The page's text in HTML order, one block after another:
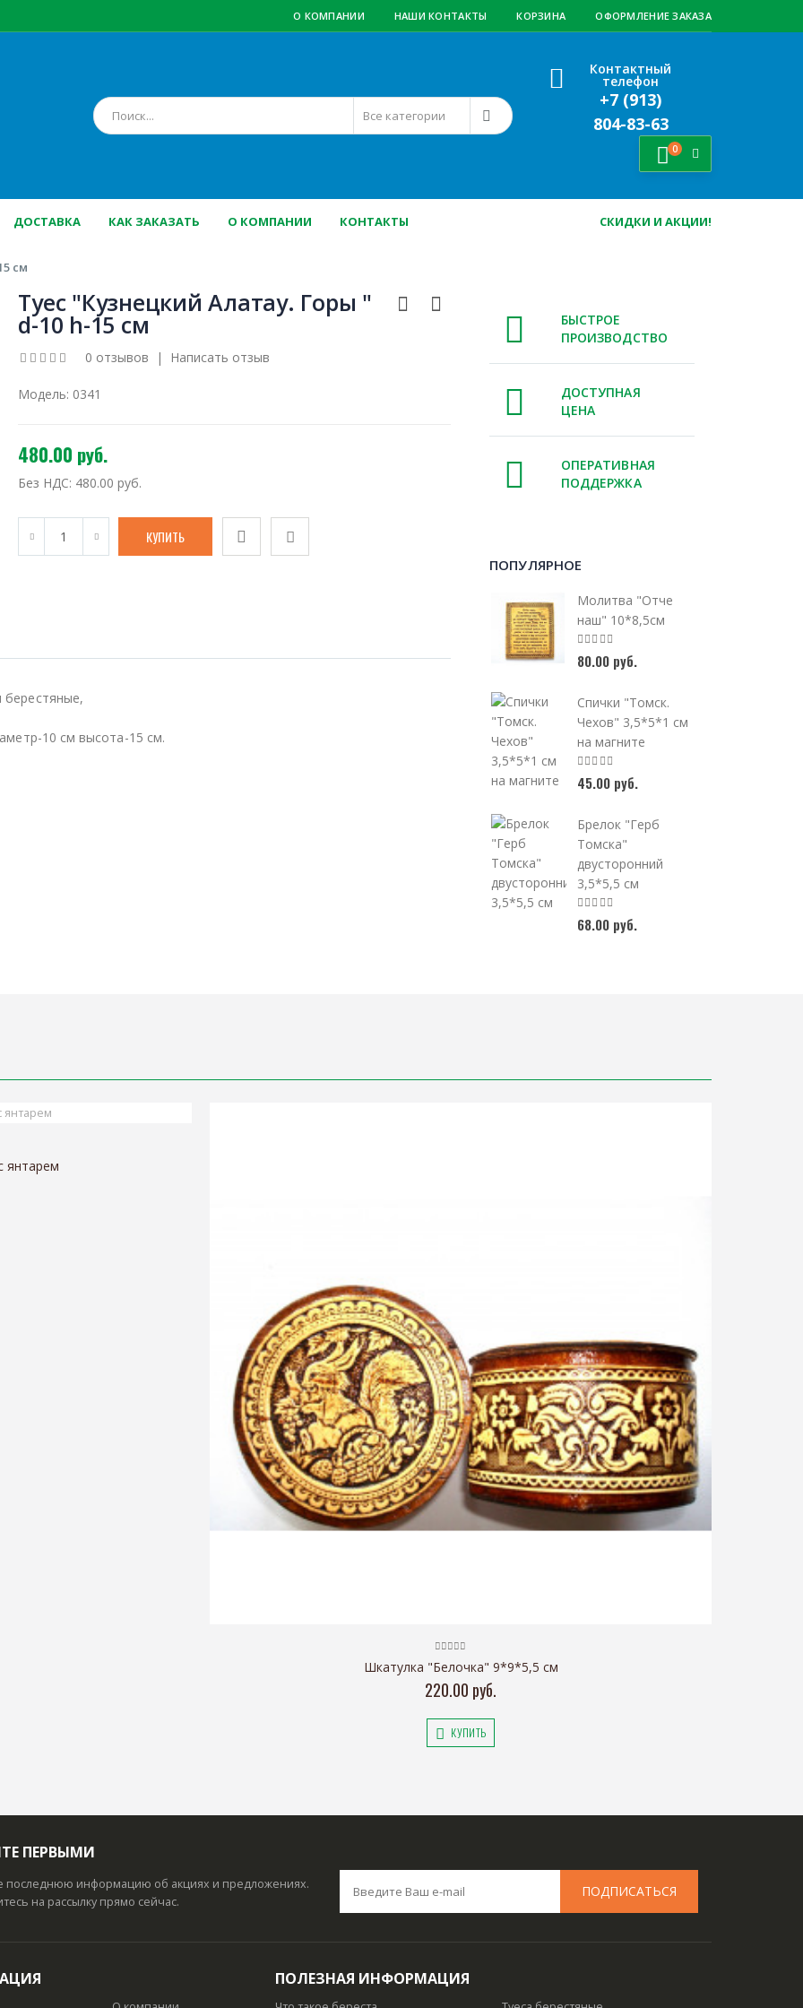
О КОМПАНИИ НАШИ КОНТАКТЫ КОРЗИНА ОФОРМЛЕНИЕ ЗАКАЗА
Контактный
телефон
+7 (913)
804-83-63
0
ДОСТАВКА КАК ЗАКАЗАТЬ О КОМПАНИИ КОНТАКТЫ СКИДКИ И АКЦИИ!
см
Туес "Кузнецкий Алатау. Горы "
d-10 h-15 см
0 отзывов | Написать отзыв
Модель: 0341
480.00 руб.
Без НДС: 480.00 руб.
10 см высота-15 см.
БЫСТРОЕ
ПРОИЗВОДСТВО
ДОСТУПНАЯ
ЦЕНА
ОПЕРАТИВНАЯ
ПОДДЕРЖКА
ПОПУЛЯРНОЕ
Молитва "Отче
наш" 10*8,5см
80.00 руб.
Спички "Томск.
Чехов" 3,5*5*1 см
на магните
45.00 руб.
Брелок "Герб
Томска"
двусторонний
3,5*5,5 см
68.00 руб.
янтарем
Шкатулка "Белочка" 9*9*5,5 см
220.00 руб.
КУПИТЬ
ПЕРВЫМИ
последнюю информацию об акциях и предложениях.
на рассылку прямо сейчас.
ПОЛЕЗНАЯ ИНФОРМАЦИЯ